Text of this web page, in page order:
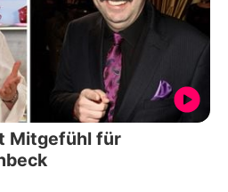
Mitgefühl für